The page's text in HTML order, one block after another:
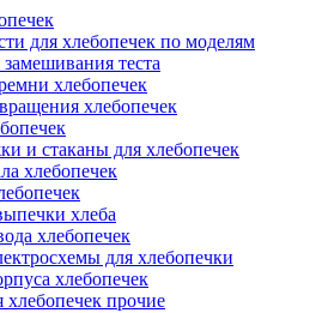
для хлебопечек по моделям
теста
хлебопечек
хлебопечек
и стаканы для хлебопечек
хлебопечек
хлеба
хлебопечек
для хлебопечки
хлебопечек
хлебопечек прочие